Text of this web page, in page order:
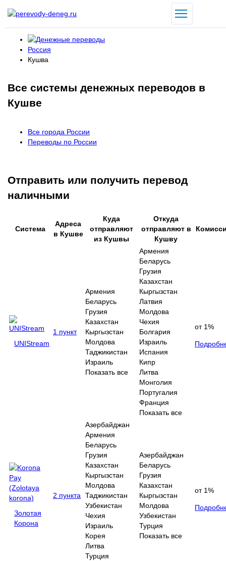
Россия
Кушва
Все системы денежных переводов в
Кушве
Все города России
Переводы по России
Отправить или получить перевод
наличными
Система
Адреса
в Кушве
Куда
отправляют
из Кушвы
Откуда
отправляют в
Кушву
UNIStream
1 пункт
Армения
Беларусь
Грузия
Казахстан
Кыргызстан
Молдова
Таджикистан
Израиль
Показать все
Армения
Беларусь
Грузия
Казахстан
Кыргызстан
Латвия
Молдова
Чехия
Болгария
Израиль
Испания
Кипр
Литва
Монголия
Португалия
Франция
Показать все
от 1%
Золотая
Корона
2 пункта
Азербайджан
Армения
Беларусь
Грузия
Казахстан
Кыргызстан
Молдова
Таджикистан
Узбекистан
Чехия
Израиль
Корея
Литва
Турция
Азербайджан
Беларусь
Грузия
Казахстан
Кыргызстан
Молдова
Узбекистан
Турция
Показать все
от 1%